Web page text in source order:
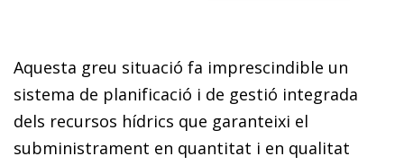
Aquesta greu situació fa imprescindible un
sistema de planificació i de gestió integrada
dels recursos hídrics que garanteixi el
subministrament en quantitat i en qualitat